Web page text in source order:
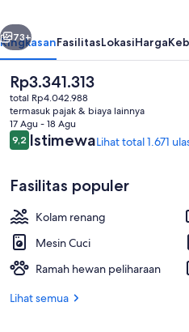
Berikutnya
73+
RingkasanFasilitasLokasiHarga
Harga
saat
ini
Rp3.341.313
Rp3.341.313
total Rp4.042.988
termasuk pajak & biaya lainnya
17 Agu - 18 Agu
Ulasan
9,29,2 dari 10
IstimewaLihat total 1.671
Fasilitas populer
Kolam renang
Mesin Cuci
Ramah hewan peliharaan
Lihat semua